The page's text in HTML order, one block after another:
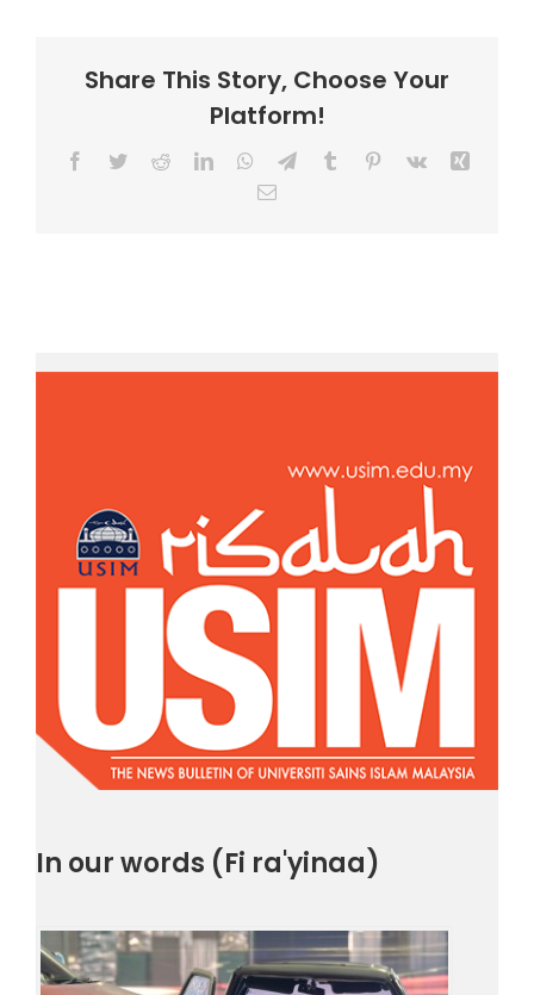
Share This Story, Choose Your
Platform!
Facebook
TwitterRedditLinkedInWhatsApp
TelegramTumblr Pinterest
Vk
Email
In our words (Fi ra'yinaa)